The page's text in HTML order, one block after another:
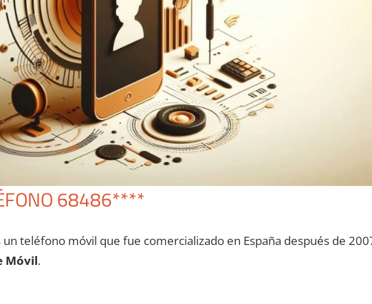
68486****
teléfono móvil quе fue comercializado en España después dе
Móvil.